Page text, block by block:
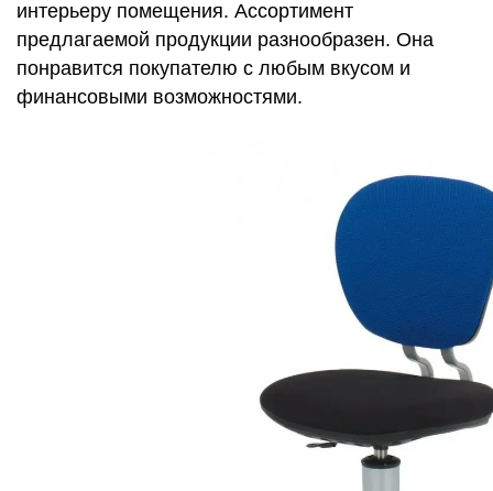
интерьеру помещения. Ассортимент
предлагаемой продукции разнообразен. Она
понравится покупателю с любым вкусом и
финансовыми возможностями.